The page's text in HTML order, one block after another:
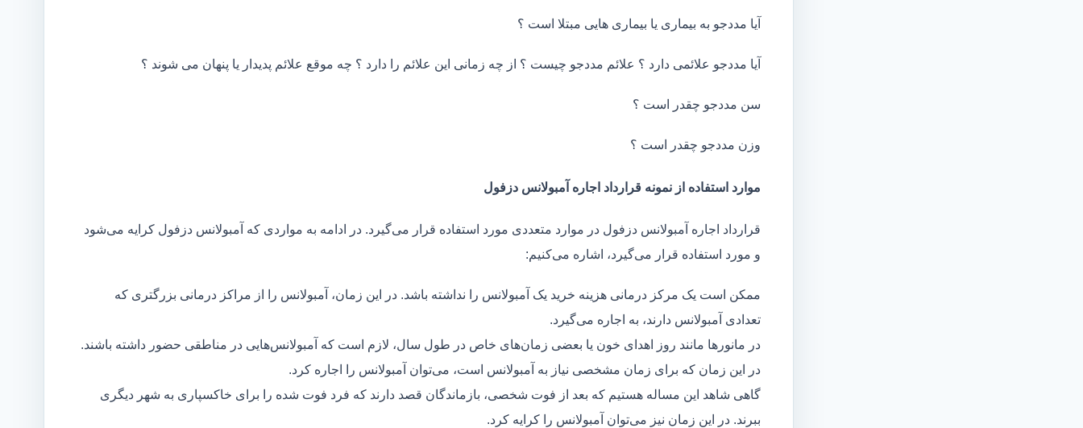
آیا مددجو به بیماری یا بیماری هایی مبتلا است ؟
آیا مددجو علائمی دارد ؟ علائم مددجو چیست ؟ از چه زمانی این علائم را دارد ؟ چه موقع علائم پدیدار یا پنهان می شوند ؟
سن مددجو چقدر است ؟
وزن مددجو چقدر است ؟
موارد استفاده از نمونه قرارداد اجاره آمبولانس دزفول
قرارداد اجاره آمبولانس دزفول در موارد متعددی مورد استفاده قرار می‌گیرد. در ادامه به مواردی که آمبولانس دزفول کرایه می‌شود
و مورد استفاده قرار می‌گیرد، اشاره می‌کنیم:
ممکن است یک مرکز درمانی هزینه خرید یک آمبولانس را نداشته باشد. در این زمان، آمبولانس را از مراکز درمانی بزرگتری که
تعدادی آمبولانس دارند، به اجاره می‌گیرد.
در مانور‌ها مانند روز اهدای خون یا بعضی زمان‌های خاص در طول سال، لازم است که آمبولانس‌هایی در مناطقی حضور داشته باشند.
در این زمان که برای زمان مشخصی نیاز به آمبولانس است، می‌توان آمبولانس را اجاره کرد.
گاهی شاهد این مساله هستیم که بعد از فوت شخصی، بازماندگان قصد دارند که فرد فوت شده را برای خاکسپاری به شهر دیگری
ببرند. در این زمان نیز می‌توان آمبولانس را کرایه کرد.